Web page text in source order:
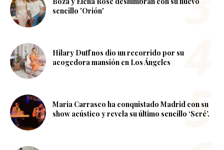
sencillo 'Orión'
Hilary Duff nos dio un recorrido por su
acogedora mansión en Los Ángeles
Maria Carrasco ha conquistado Madrid con su
show acústico y revela su último sencillo ‘Seré’.